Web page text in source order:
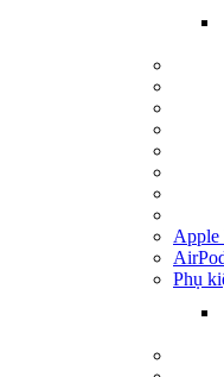
Apple
Phụ